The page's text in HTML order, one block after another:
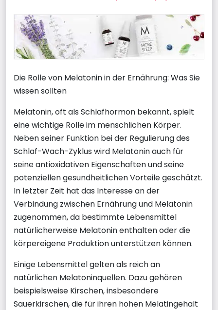
Die Rolle von Melatonin in der Ernährung: Was Sie
wissen sollten
Melatonin, oft als Schlafhormon bekannt, spielt
eine wichtige Rolle im menschlichen Körper.
Neben seiner Funktion bei der Regulierung des
Schlaf-Wach-Zyklus wird Melatonin auch für
seine antioxidativen Eigenschaften und seine
potenziellen gesundheitlichen Vorteile geschätzt.
In letzter Zeit hat das Interesse an der
Verbindung zwischen Ernährung und Melatonin
zugenommen, da bestimmte Lebensmittel
natürlicherweise Melatonin enthalten oder die
körpereigene Produktion unterstützen können.
Einige Lebensmittel gelten als reich an
natürlichen Melatoninquellen. Dazu gehören
beispielsweise Kirschen, insbesondere
Sauerkirschen, die für ihren hohen Melatingehalt